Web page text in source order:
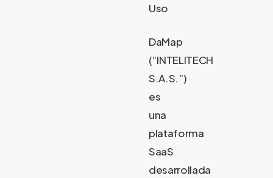
Uso
DaMap
(“INTELITECH
S.A.S.”)
es
una
plataforma
SaaS
desarrollada